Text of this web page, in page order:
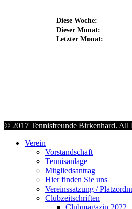
Diese Woche:
Dieser Monat:
Letzter Monat:
© 2017 Tennisfreunde Birkenhard. All
Verein
Vorstandschaft
Tennisanlage
Mitgliedsantrag
Hier finden Sie uns
Vereinssatzung /
Clubzeitschriften